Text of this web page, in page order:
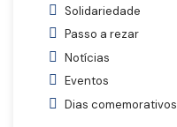
Solidariedade
Passo a rezar
Notícias
Eventos
Dias comemorativos